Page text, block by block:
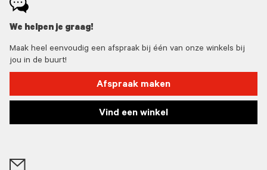
We helpen je graag!
Maak heel eenvoudig een afspraak bij één van onze winkels bij
jou in de buurt!
Afspraak maken
Vind een winkel